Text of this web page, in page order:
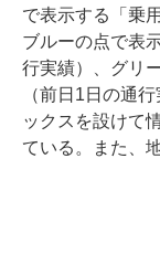
で表示する「乗
ブルーの点で表
行実績）、グリ
（前日1日の通
ックスを設けて
ている。また、